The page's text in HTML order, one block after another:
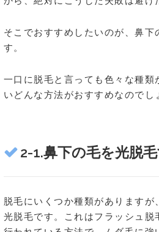
そこでおすすめしたいのが、鼻下
す。
一口に脱毛と言っても色々な種類
いどんな方法がおすすめなのでし
2-1.鼻下の毛を光脱
脱毛にいくつか種類があります
光脱毛です。これはフラッシュ脱